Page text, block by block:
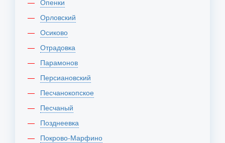
Опенки
Орловский
Осиково
Отрадовка
Парамонов
Персиановский
Песчанокопское
Песчаный
Позднеевка
Покрово-Марфино